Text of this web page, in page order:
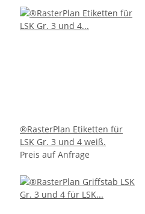
®RasterPlan Etiketten für
LSK Gr. 3 und 4 weiß.
Preis auf Anfrage